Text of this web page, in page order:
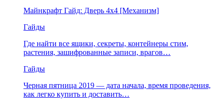
Майнкрафт Гайд: Дверь 4х4 [Механизм]
Гайды
Где найти все ящики, секреты, контейнеры стим,
растения, зашифрованные записи, врагов…
Гайды
Черная пятница 2019 — дата начала, время проведения,
как легко купить и доставить…